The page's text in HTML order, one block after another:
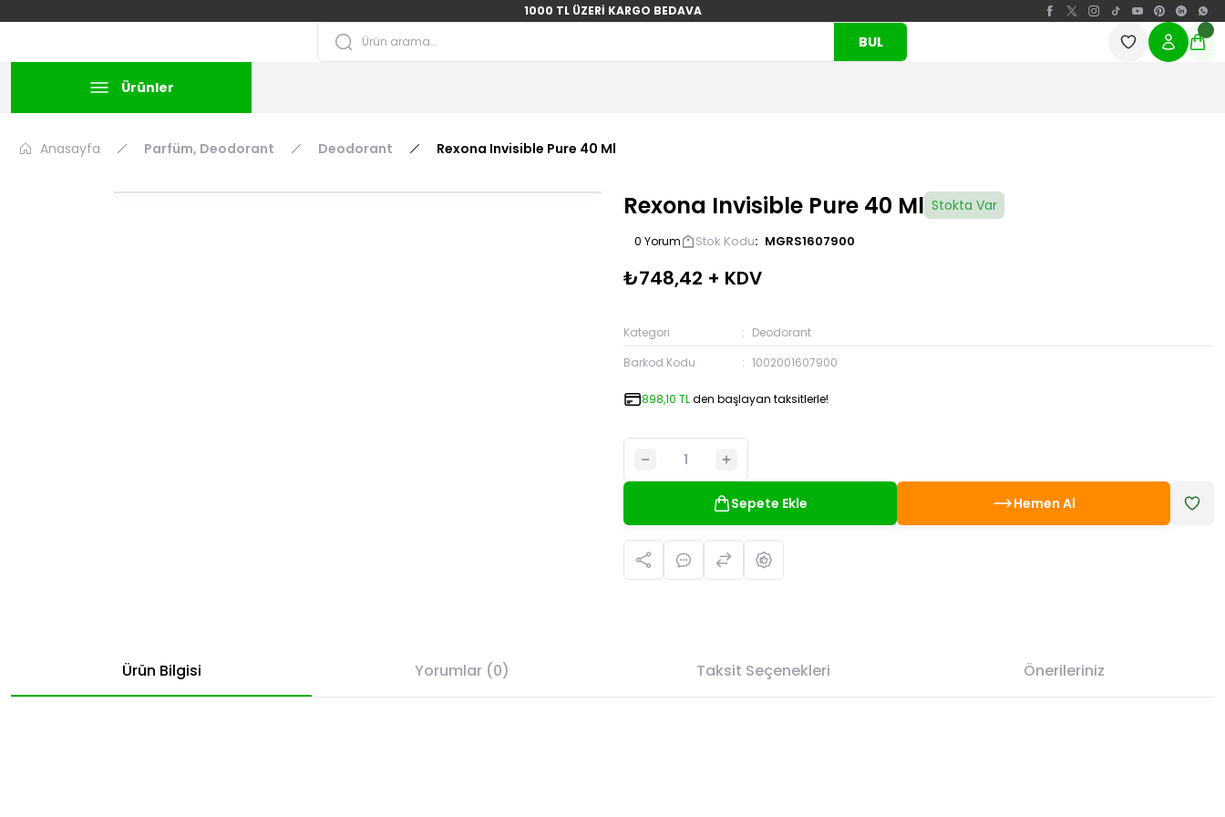
1000 TL ÜZERİ KARGO BEDAVA
BUL
Ürünler
Anasayfa Parfüm, Deodorant Deodorant Rexona Invisible Pure 40 Ml
Rexona Invisible Pure 40 Ml Stokta Var
0 Yorum Stok Kodu MGRS1607900
₺748,42 + KDV
Kategori
Deodorant
Barkod Kodu
1002001607900
898,10 TLden başlayan taksitlerle!
Sepete Ekle Hemen Al
Ürün Bilgisi Yorumlar (0) Taksit Seçenekleri Önerileriniz